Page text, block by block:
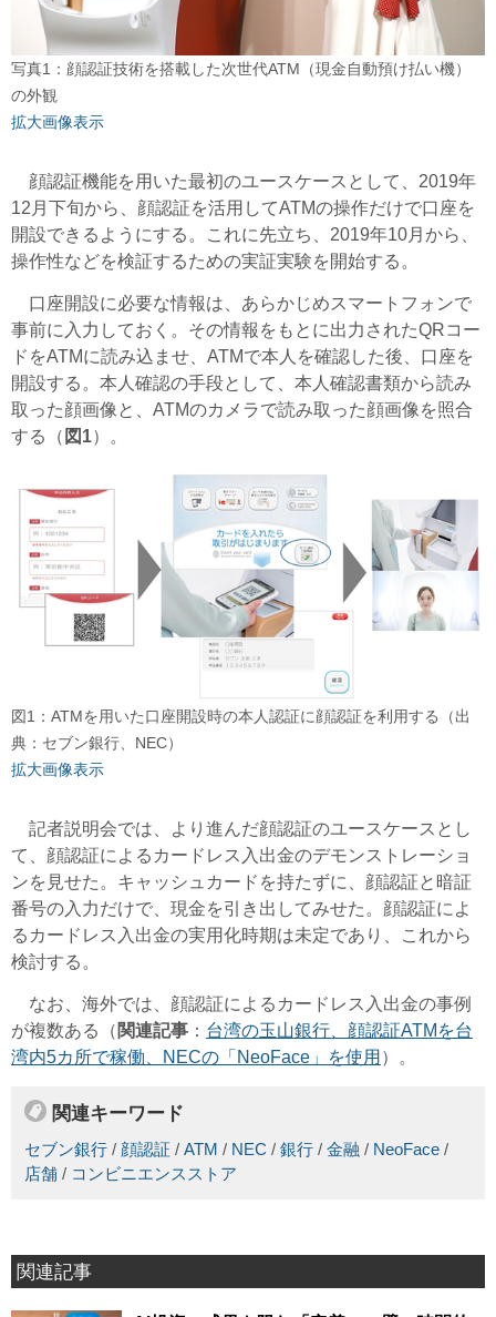
写真1：顔認証技術を搭載した次世代ATM（現金自動預け払い機）
の外観
拡大画像表示
顔認証機能を用いた最初のユースケースとして、2019年
12月下旬から、顔認証を活用してATMの操作だけで口座を
開設できるようにする。これに先立ち、2019年10月から、
操作性などを検証するための実証実験を開始する。
口座開設に必要な情報は、あらかじめスマートフォンで
事前に入力しておく。その情報をもとに出力されたQRコー
ドをATMに読み込ませ、ATMで本人を確認した後、口座を
開設する。本人確認の手段として、本人確認書類から読み
取った顔画像と、ATMのカメラで読み取った顔画像を照合
する（ 図1）。
図1：ATMを用いた口座開設時の本人認証に顔認証を利用する（出
典：セブン銀行、NEC）
拡大画像表示
記者説明会では、より進んだ顔認証のユースケースとし
て、顔認証によるカードレス入出金のデモンストレーショ
ンを見せた。キャッシュカードを持たずに、顔認証と暗証
番号の入力だけで、現金を引き出してみせた。顔認証によ
るカードレス入出金の実用化時期は未定であり、これから
検討する。
なお、海外では、顔認証によるカードレス入出金の事例
が複数ある（ 関連記事 ： 台湾の玉山銀行、顔認証ATMを台
湾内5カ所で稼働、NECの「NeoFace」を使用 ）。
関連キーワード
セブン銀行 / 顔認証 / ATM / NEC / 銀行 / 金融 / NeoFace /
店舗 / コンビニエンスストア
関連記事